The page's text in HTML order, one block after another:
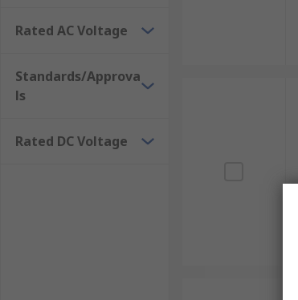
Rated AC Voltage
Standards/Approva
ls
Rated DC Voltage